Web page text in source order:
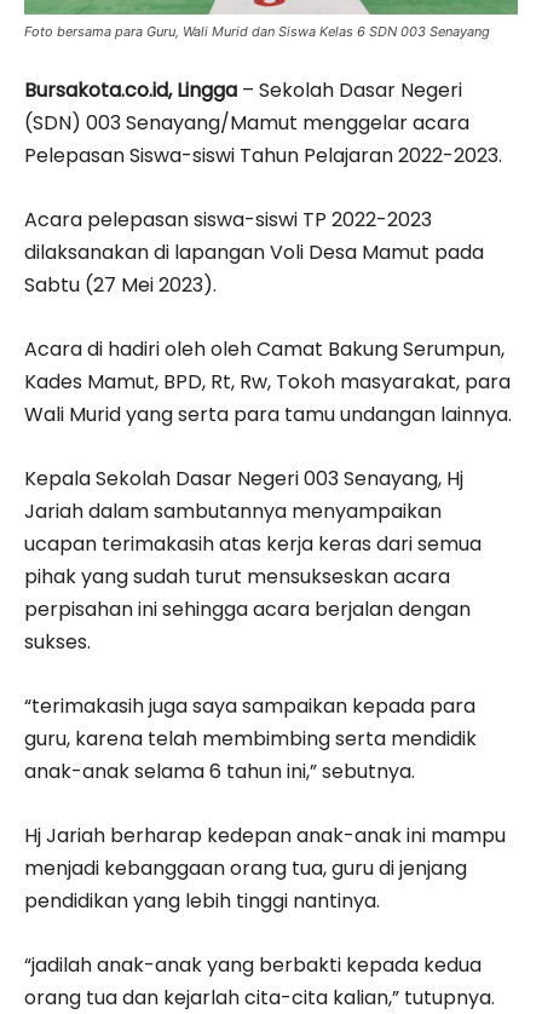
Foto bersama para Guru, Wali Murid dan Siswa Kelas 6 SDN 003 Senayang
Bursakota.co.id, Lingga – Sekolah Dasar Negeri
(SDN) 003 Senayang/Mamut menggelar acara
Pelepasan Siswa-siswi Tahun Pelajaran 2022-2023.
Acara pelepasan siswa-siswi TP 2022-2023
dilaksanakan di lapangan Voli Desa Mamut pada
Sabtu (27 Mei 2023).
Acara di hadiri oleh oleh Camat Bakung Serumpun,
Kades Mamut, BPD, Rt, Rw, Tokoh masyarakat, para
Wali Murid yang serta para tamu undangan lainnya.
Kepala Sekolah Dasar Negeri 003 Senayang, Hj
Jariah dalam sambutannya menyampaikan
ucapan terimakasih atas kerja keras dari semua
pihak yang sudah turut mensukseskan acara
perpisahan ini sehingga acara berjalan dengan
sukses.
“terimakasih juga saya sampaikan kepada para
guru, karena telah membimbing serta mendidik
anak-anak selama 6 tahun ini,” sebutnya.
Hj Jariah berharap kedepan anak-anak ini mampu
menjadi kebanggaan orang tua, guru di jenjang
pendidikan yang lebih tinggi nantinya.
“jadilah anak-anak yang berbakti kepada kedua
orang tua dan kejarlah cita-cita kalian,” tutupnya.